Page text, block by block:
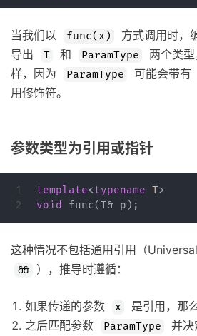
当我们以 func(x)
方式调用时，
导出
T 和 ParamType
两个类
样，因为
ParamType 可能会带有
用修饰符。
参数类型为引用或指针
1
template<typename T>
void
func(T& p );
这种情况不包括通用引用（
&& ），推导时遵循：
如果传递的参数 x
是引用，那
之后匹配参数
ParamType 并决